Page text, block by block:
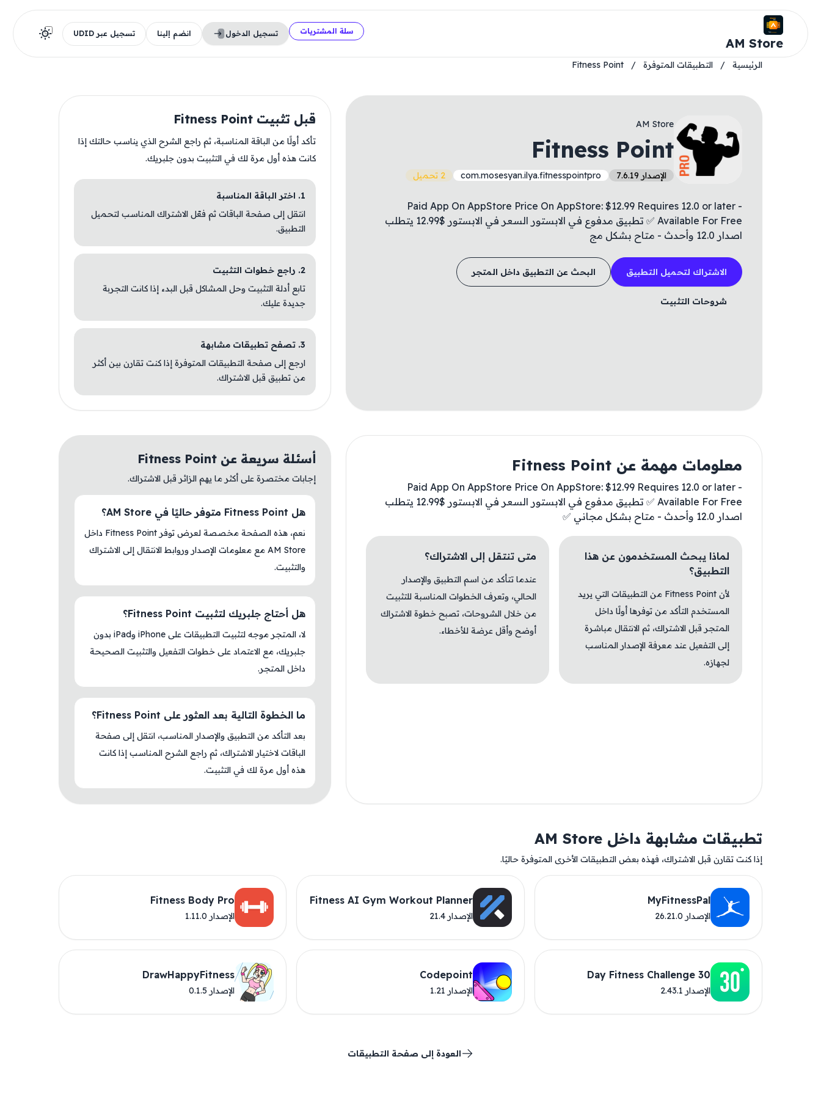
AM Store
سلة المشتريات تسجيل الدخول انضم إلينا تسجيل عبر UDID
الرئيسية / التطبيقات المتوفرة /
Fitness Point
AM Store
Fitness Point
الإصدار 7.6.19 com.mosesyan.ilya.fitnesspointpro 2 تحميل
Paid App On AppStore Price On AppStore: $12.99 Requires 12.0 or later -
Available For Free ✅ تطبيق مدفوع في الابستور السعر في الابستور $12.99 يتطلب
اصدار 12.0 وأحدث - متاح بشكل مج
الاشتراك لتحميل التطبيق البحث عن التطبيق داخل المتجر
شروحات التثبيت
قبل تثبيت Fitness Point
تأكد أولًا من الباقة المناسبة، ثم راجع الشرح الذي يناسب حالتك إذا
كانت هذه أول مرة لك في التثبيت بدون جلبريك.
1. اختر الباقة المناسبة
انتقل إلى صفحة الباقات ثم فعّل الاشتراك المناسب لتحميل
التطبيق.
2. راجع خطوات التثبيت
تابع أدلة التثبيت وحل المشاكل قبل البدء إذا كانت التجربة
جديدة عليك.
3. تصفح تطبيقات مشابهة
ارجع إلى صفحة التطبيقات المتوفرة إذا كنت تقارن بين أكثر
من تطبيق قبل الاشتراك.
معلومات مهمة عن Fitness Point
Paid App On AppStore Price On AppStore: $12.99 Requires 12.0 or later -
Available For Free ✅ تطبيق مدفوع في الابستور السعر في الابستور $12.99 يتطلب
اصدار 12.0 وأحدث - متاح بشكل مجاني ✅
لماذا يبحث المستخدمون عن هذا
التطبيق؟
لأن Fitness Point من التطبيقات التي يريد
المستخدم التأكد من توفرها أولًا داخل
المتجر قبل الاشتراك، ثم الانتقال مباشرة
إلى التفعيل عند معرفة الإصدار المناسب
لجهازه.
متى تنتقل إلى الاشتراك؟
عندما تتأكد من اسم التطبيق والإصدار
الحالي، وتعرف الخطوات المناسبة للتثبيت
من خلال الشروحات، تصبح خطوة الاشتراك
أوضح وأقل عرضة للأخطاء.
أسئلة سريعة عن Fitness Point
إجابات مختصرة على أكثر ما يهم الزائر قبل الاشتراك.
هل Fitness Point متوفر حاليًا في AM Store؟
نعم، هذه الصفحة مخصصة لعرض توفر Fitness Point داخل
AM Store مع معلومات الإصدار وروابط الانتقال إلى الاشتراك
والتثبيت.
هل أحتاج جلبريك لتثبيت Fitness Point؟
لا، المتجر موجه لتثبيت التطبيقات على iPhone وiPad بدون
جلبريك، مع الاعتماد على خطوات التفعيل والتثبيت الصحيحة
داخل المتجر.
ما الخطوة التالية بعد العثور على Fitness Point؟
بعد التأكد من التطبيق والإصدار المناسب، انتقل إلى صفحة
الباقات لاختيار الاشتراك، ثم راجع الشرح المناسب إذا كانت
هذه أول مرة لك في التثبيت.
تطبيقات مشابهة داخل AM Store
إذا كنت تقارن قبل الاشتراك، فهذه بعض التطبيقات الأخرى المتوفرة حاليًا.
MyFitnessPal
الإصدار 26.21.0
Fitness AI Gym Workout Planner
الإصدار 21.4
Fitness Body Pro
الإصدار 1.11.0
30 Day Fitness Challenge
الإصدار 2.43.1
Codepoint
الإصدار 1.21
DrawHappyFitness
الإصدار 0.1.5
العودة إلى صفحة التطبيقات